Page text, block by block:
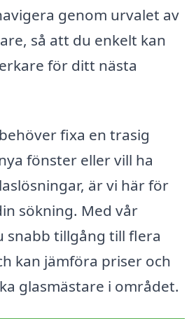
genom urvalet av
så att du enkelt kan
för ditt nästa
fixa en trasig
fönster eller vill ha
är vi här för
sökning. Med vår
snabb tillgång till flera
kan jämföra priser och
glasmästare i området.